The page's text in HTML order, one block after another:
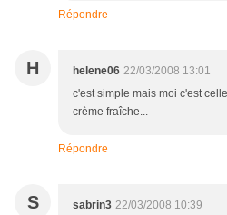
Répondre
H helene06 22/03/2008 13:01
c'est simple mais moi c'est
crème fraîche...
Répondre
S sabrin3 22/03/2008 10:39